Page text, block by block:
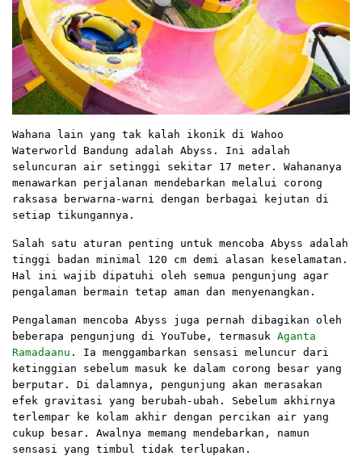
Wahana lain yang tak kalah ikonik di Wahoo
Waterworld Bandung adalah Abyss. Ini adalah
seluncuran air setinggi sekitar 17 meter. Wahananya
menawarkan perjalanan mendebarkan melalui corong
raksasa berwarna-warni dengan berbagai kejutan di
setiap tikungannya.
Salah satu aturan penting untuk mencoba Abyss adalah
tinggi badan minimal 120 cm demi alasan keselamatan.
Hal ini wajib dipatuhi oleh semua pengunjung agar
pengalaman bermain tetap aman dan menyenangkan.
Pengalaman mencoba Abyss juga pernah dibagikan oleh
beberapa pengunjung di YouTube, termasuk Aganta
Ramadaanu . Ia menggambarkan sensasi meluncur dari
ketinggian sebelum masuk ke dalam corong besar yang
berputar. Di dalamnya, pengunjung akan merasakan
efek gravitasi yang berubah-ubah. Sebelum akhirnya
terlempar ke kolam akhir dengan percikan air yang
cukup besar. Awalnya memang mendebarkan, namun
sensasi yang timbul tidak terlupakan.